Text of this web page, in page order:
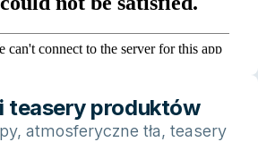
teasery produktów
atmosferyczne tła, teasery